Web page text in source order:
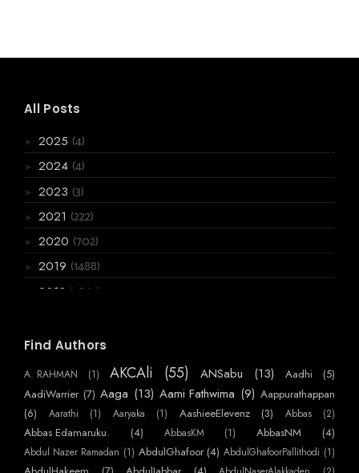
All Posts
► 2025 (4)
► 2024 (4)
► 2023 (3)
► 2021 (222)
► 2020 (702)
► 2019 (1488)
2018 (3867)
▼2016(2955)
(720)
► November(770)
►October (586)
▼ September (384)
ഒരു ആത്മത്യക്കുറി പ്പ്
Find Authors
A. RAHMAN (1) AKCAli (55) ANSabu (13) Aadhi
(5)
AadiWarrier (7) Aaga (13) Aami Fathwima (9) Aappurathappan
(6)
Aarathi (1) Aaryaka (1) AashieeElevenz (3) Abbas (2)
Abbas Edamaruku. (4) AbbasKM (1) AbbasNM (4)
Abdul Nazer Ramadan (1) AbdulGhafoor (4) AbdulGhafoorPallithodi (1)